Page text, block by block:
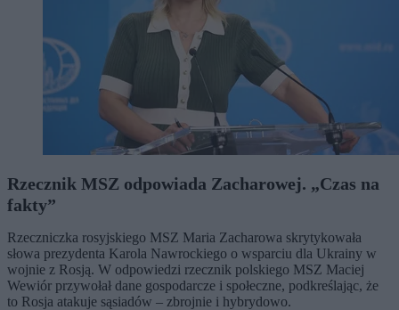
Rzecznik MSZ odpowiada Zacharowej. „Czas na
fakty”
Rzeczniczka rosyjskiego MSZ Maria Zacharowa skrytykowała
słowa prezydenta Karola Nawrockiego o wsparciu dla Ukrainy w
wojnie z Rosją. W odpowiedzi rzecznik polskiego MSZ Maciej
Wewiór przywołał dane gospodarcze i społeczne, podkreślając, że
to Rosja atakuje sąsiadów – zbrojnie i hybrydowo.